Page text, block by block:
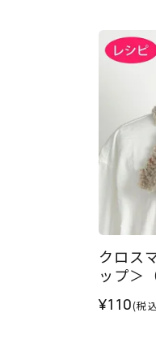
クロス
ップ＞
¥110(税